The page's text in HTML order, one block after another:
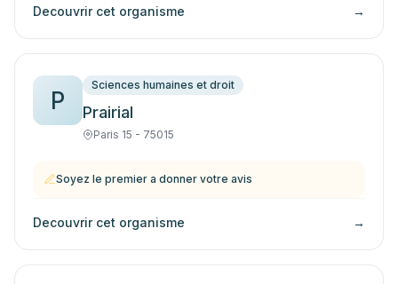
Decouvrir cet organisme →
P
Sciences humaines et droit
Prairial
Paris 15 - 75015
Soyez le premier a donner votre avis
Decouvrir cet organisme →